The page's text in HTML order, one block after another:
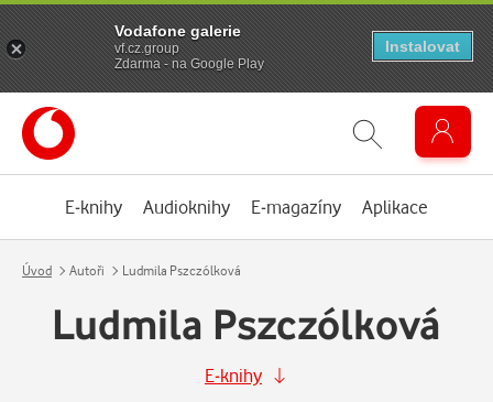
E-knihy Audioknihy E-magazíny Aplikace
Úvod Autoři Ludmila Pszczólková
Ludmila Pszczólková
E-knihy
Vodafone galerie
vf.cz.group
Zdarma - na Google Play
Instalovat